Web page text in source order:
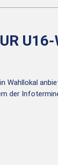
Wahllokal
der